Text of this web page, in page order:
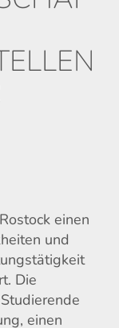
einen
und
Die
einen